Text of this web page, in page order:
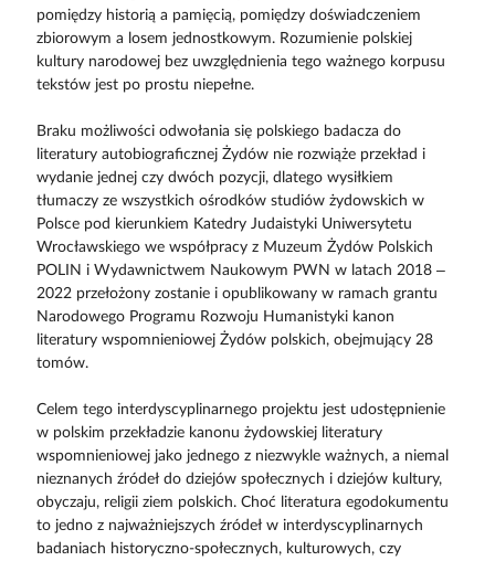
pomiędzy historią a pamięcią, pomiędzy doświadczeniem
zbiorowym a losem jednostkowym. Rozumienie polskiej
kultury narodowej bez uwzględnienia tego ważnego korpusu
tekstów jest po prostu niepełne.
Braku możliwości odwołania się polskiego badacza do
literatury autobiograficznej Żydów nie rozwiąże przekład i
wydanie jednej czy dwóch pozycji, dlatego wysiłkiem
tłumaczy ze wszystkich ośrodków studiów żydowskich w
Polsce pod kierunkiem Katedry Judaistyki Uniwersytetu
Wrocławskiego we współpracy z Muzeum Żydów Polskich
POLIN i Wydawnictwem Naukowym PWN w latach 2018 –
2022 przełożony zostanie i opublikowany w ramach grantu
Narodowego Programu Rozwoju Humanistyki kanon
literatury wspomnieniowej Żydów polskich, obejmujący 28
tomów.
Celem tego interdyscyplinarnego projektu jest udostępnienie
w polskim przekładzie kanonu żydowskiej literatury
wspomnieniowej jako jednego z niezwykle ważnych, a niemal
nieznanych źródeł do dziejów społecznych i dziejów kultury,
obyczaju, religii ziem polskich. Choć literatura egodokumentu
to jedno z najważniejszych źródeł w interdyscyplinarnych
badaniach historyczno-społecznych, kulturowych, czy